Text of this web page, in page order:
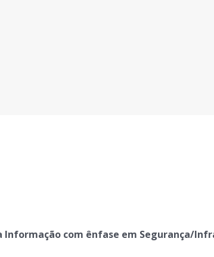
Informação com ênfase em Segurança/